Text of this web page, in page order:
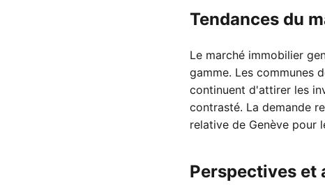
Tendances du
Le marché immobilier
gamme. Les communes
continuent d'attirer les
contrasté. La demande
relative de Genève pour
Perspectives et